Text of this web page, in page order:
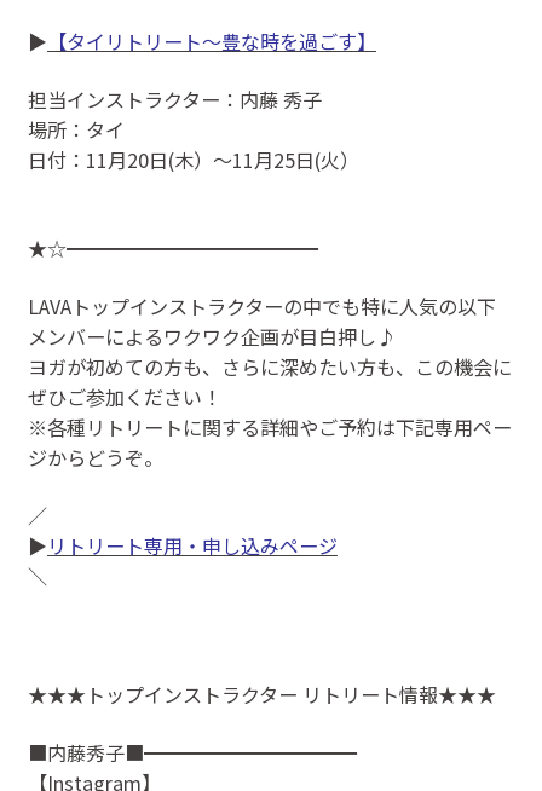
▶ 【タイリトリート～豊な時を過ごす】
担当インストラクター：内藤 秀子
場所：タイ
日付：11月20日(木）〜11月25日(火）
★☆━━━━━━━━━━━━━
LAVAトップインストラクターの中でも特に人気の以下
メンバーによるワクワク企画が目白押し♪
ヨガが初めての方も、さらに深めたい方も、この機会に
ぜひご参加ください！
※各種リトリートに関する詳細やご予約は下記専用ペー
ジからどうぞ。
／
▶リトリート専用・申し込みページ
＼
★★★トップインストラクター リトリート情報★★★
■内藤秀子■━━━━━━━━━━━
【Instagram】